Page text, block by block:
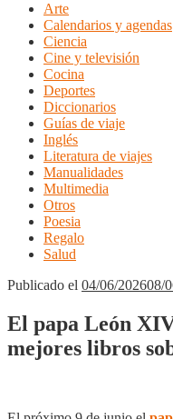
Arte
Calendarios y agendas
Ciencia
Cine y televisión
Cocina
Deportes
Diccionarios
Guías de viaje
Inglés
Literatura de viajes
Manualidades
Multimedia
Otros
Poesia
Regalo
Salud
Publicado el 04/06/202608/
El papa León
mejores libros